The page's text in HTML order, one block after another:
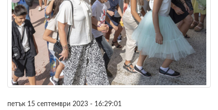
петък 15 септември 2023 - 16:29:01